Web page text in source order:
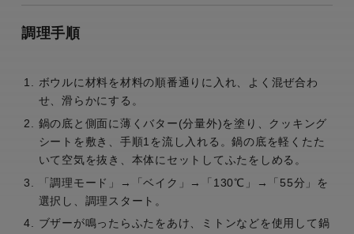
調理手順
ボウルに材料を材料の順番通りに入れ、よく混ぜ合わ
せ、滑らかにする。
鍋の底と側面に薄くバター(分量外)を塗り、クッキング
シートを敷き、手順1を流し入れる。鍋の底を軽くたた
いて空気を抜き、本体にセットしてふたをしめる。
「調理モード」→「ベイク」→「130℃」→「55分」を
選択し、調理スタート。
ブザーが鳴ったらふたをあけ、ミトンなどを使用して鍋